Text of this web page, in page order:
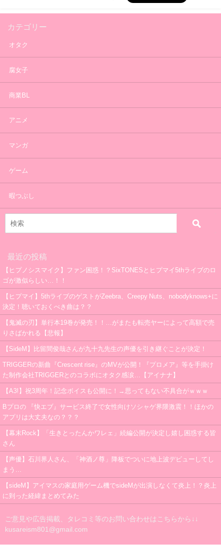
カテゴリー
オタク
腐女子
商業BL
アニメ
マンガ
ゲーム
暇つぶし
最近の投稿
【ヒプノシスマイク】ファン困惑！？SixTONESとヒプマイ5thライブのロ
ゴが激似らしい…！！
【ヒプマイ】5thライブのゲストがZeebra、Creepy Nuts、nobodyknows+に
決定！聴いておくべき曲は？？
【鬼滅の刃】単行本19巻が発売！！…がまたも転売ヤーによって高額で売
りさばかれる【悲報】
【SideM】比留間俊哉さんが九十九先生の声優を引き継ぐことが決定！
TRIGGERの新曲『Crescent rise』のMVが公開！『プロメア』等を手掛け
た制作会社TRIGGERとのコラボにオタク感涙…【アイナナ】
【A3!】祝3周年！記念ボイスも公開に！→思ってもない不具合がｗｗｗ
Bプロの 『快エブ』サービス終了で女性向けソシャゲ界隈激震！！ほかの
アプリは大丈夫なの？？？
【幕末Rock】「生きとったんかワレェ」続編公開が決定し嬉し困惑する皆
さん
【声優】石川界人さん、「神酒ノ尊」降板でついに地上波デビューしてし
まう…
【sideM】アイマスの家庭用ゲーム機でsideMが出演しなくて炎上！？炎上
に到った経緯まとめてみた
ご意見や広告掲載、タレコミ等のお問い合わせはこちらから↓↓
kusareism801@gmail.com